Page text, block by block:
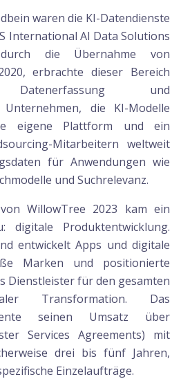
waren die KI-Datendienste
International AI Data Solutions
die Übernahme von
erbrachte dieser Bereich
Datenerfassung und
die KI-Modelle
eigene Plattform und ein
Mitarbeitern weltweit
für Anwendungen wie
und Suchrelevanz.
WillowTree 2023 kam ein
digitale Produktentwicklung.
entwickelt Apps und digitale
Marken und positionierte
Dienstleister für den gesamten
Transformation. Das
seinen Umsatz über
Services Agreements) mit
drei bis fünf Jahren,
Einzelaufträge.